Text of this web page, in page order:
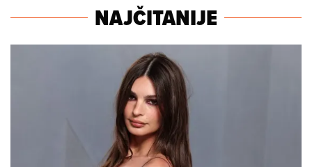
NAJČITANIJE